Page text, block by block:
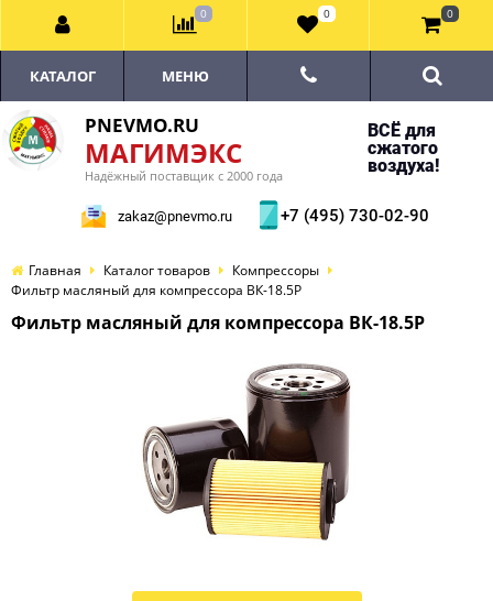
PNEVMO.RU
МАГИМЭКС
Надёжный поставщик с 2000 года
ВСЁ для
сжатого
воздуха!
zakaz@pnevmo.ru +7 (495) 730-02-90
КАТАЛОГ МЕНЮ
Главная Каталог товаров
Компрессоры
Фильтр масляный для компрессора ВК-18.5Р
Фильтр масляный для компрессора ВК-18.5Р
0 0 0